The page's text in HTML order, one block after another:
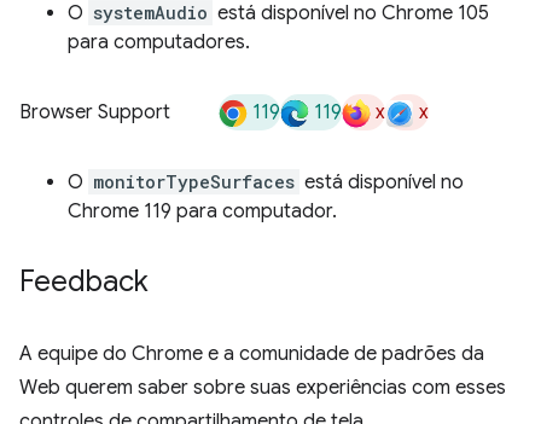
O systemAudio está disponível no Chrome 105
para computadores.
Browser Support 119 119 x x
O monitorTypeSurfaces está disponível no
Chrome 119 para computador.
Feedback
A equipe do Chrome e a comunidade de padrões da
Web querem saber sobre suas experiências com esses